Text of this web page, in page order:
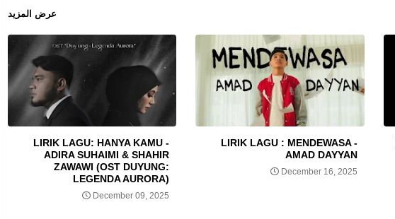
عرض المزيد
LIRIK LAGU : MENDEWASA -
AMAD DAYYAN
December 16, 2025
LIRIK LAGU: HANYA KAMU -
ADIRA SUHAIMI & SHAHIR
ZAWAWI (OST DUYUNG:
LEGENDA AURORA)
December 09, 2025